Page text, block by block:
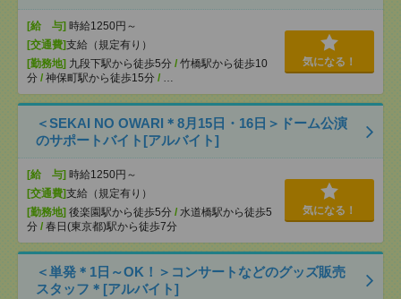
[給 与] 時給1250円～
[交通費]支給（規定有り）
[勤務地] 九段下駅から徒歩5分 / 竹橋駅から徒歩10
分 / 神保町駅から徒歩15分 / …
気になる！
＜SEKAI NO OWARI＊8月15日・16日＞ドーム公演
のサポートバイト[アルバイト]
[給 与] 時給1250円～
[交通費]支給（規定有り）
[勤務地] 後楽園駅から徒歩5分 / 水道橋駅から徒歩5
分 / 春日(東京都)駅から徒歩7分
気になる！
＜単発＊1日～OK！＞コンサートなどのグッズ販売
スタッフ＊[アルバイト]